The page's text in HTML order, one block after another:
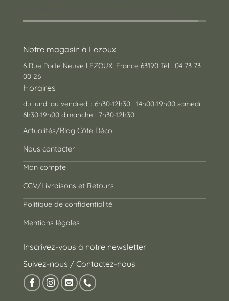
Notre magasin à Lezoux
6 Rue Porte Neuve LEZOUX, France 63190 Tél : 04 73 73
00 26
Horaires
du lundi au vendredi : 6h30-12h30 | 14h00-19h00 samedi :
6h30-19h00 dimanche : 7h30-12h30
Actualités/Blog Côté Déco
Nous contacter
Mon compte
CGV/Livraisons et Retours
Politique de confidentialité
Mentions légales
Inscrivez-vous à notre newsletter
Suivez-nous / Contactez-nous